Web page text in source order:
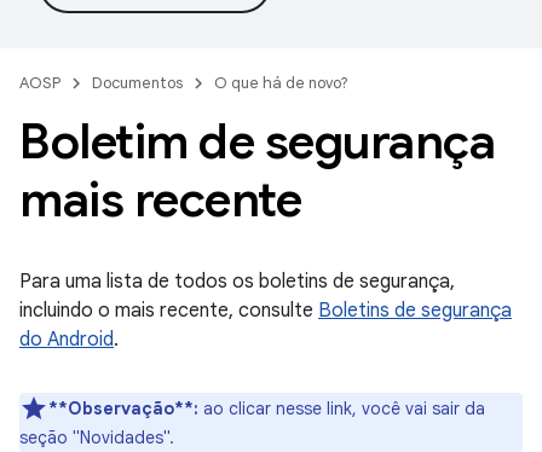
AOSP Documentos O que há de novo?
Boletim de segurança
mais recente
Para uma lista de todos os boletins de segurança,
incluindo o mais recente, consulte Boletins de segurança
do Android.
**Observação**: ao clicar nesse link, você vai sair da
seção "Novidades".